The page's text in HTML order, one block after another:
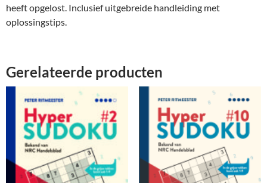
heeft opgelost. Inclusief uitgebreide handleiding met
oplossingstips.
Gerelateerde producten